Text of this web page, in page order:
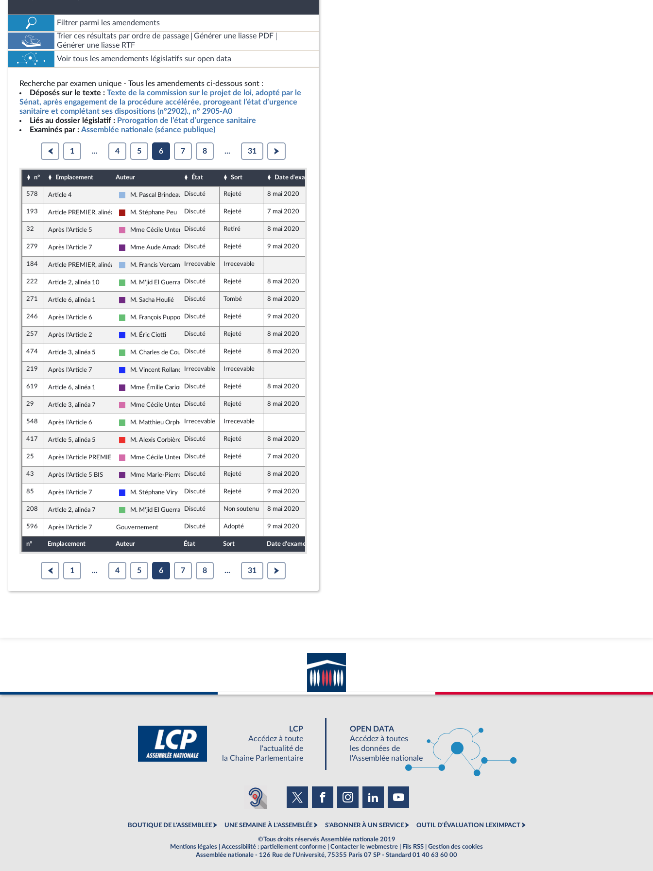
Filtrer parmi les amendements
Trier ces résultats par ordre de passage
Générer une liasse PDF
Générer une liasse RTF
Voir tous les amendements législatifs sur open data
Recherche par examen unique - Tous les amendements ci-dessous sont :
Déposés sur le texte : Texte de la commission sur le projet de loi, adopté par le
Sénat, après engagement de la procédure accélérée, prorogeant l’état d’urgence
sanitaire et complétant ses dispositions (n°2902)., n° 2905-A0
Liés au dossier législatif : Prorogation de l’état d’urgence sanitaire
Examinés par : Assemblée nationale (séance publique)
1 ... 4 5 6 7 8 ... 31
n° Emplacement Auteur État Sort Date d'examen
578 Article 4
UDI, Agir et Indépendants
M. Pascal Brindeau Discuté Rejeté 8 mai 2020
193 Article PREMIER, alinéa 1
Gauche démocrate et républicaine
M. Stéphane Peu Discuté Rejeté 7 mai 2020
32 Après l'Article 5
Socialistes et apparentés
Mme Cécile Untermaier
Discuté Retiré 8 mai 2020
279 Après l'Article 7
La République en Marche
Mme Aude AmadouDiscuté Rejeté 9 mai 2020
184 Article PREMIER, alinéa 11
UDI, Agir et Indépendants
M. Francis VercamerIrrecevable Irrecevable
222 Article 2, alinéa 10
Libertés et Territoires
M. M'jid El Guerrab Discuté Rejeté 8 mai 2020
271 Article 6, alinéa 1
La République en Marche
M. Sacha Houlié Discuté Tombé 8 mai 2020
246 Après l'Article 6
Libertés et Territoires
M. François PupponiDiscuté Rejeté 9 mai 2020
257 Après l'Article 2
Les Républicains
M. Éric Ciotti Discuté Rejeté 8 mai 2020
474 Article 3, alinéa 5
Libertés et Territoires
M. Charles de CoursonDiscuté Rejeté 8 mai 2020
219 Après l'Article 7
Les Républicains
M. Vincent Rolland Irrecevable Irrecevable
619 Article 6, alinéa 1
La République en Marche
Mme Émilie Cariou Discuté Rejeté 8 mai 2020
29 Article 3, alinéa 7
Socialistes et apparentés
Mme Cécile Untermaier
Discuté Rejeté 8 mai 2020
548 Après l'Article 6
Libertés et Territoires
M. Matthieu OrphelinIrrecevable Irrecevable
417 Article 5, alinéa 5
La France insoumise
M. Alexis Corbière Discuté Rejeté 8 mai 2020
25 Après l'Article PREMIER
Socialistes et apparentés
Mme Cécile Untermaier
Discuté Rejeté 7 mai 2020
43 Après l'Article 5 BIS
La République en Marche
Mme Marie-Pierre Rixain
Discuté Rejeté 8 mai 2020
85 Après l'Article 7
Les Républicains
M. Stéphane Viry Discuté Rejeté 9 mai 2020
208 Article 2, alinéa 7
Libertés et Territoires
M. M'jid El Guerrab Discuté Non soutenu 8 mai 2020
596 Après l'Article 7 Gouvernement Discuté Adopté 9 mai 2020
n° Emplacement Auteur État Sort Date d'examen
1 ... 4 5 6 7 8 ... 31
LCP
Accédez à toute
l'actualité de
la Chaine Parlementaire
OPEN DATA
Accédez à toutes
les données de
l'Assemblée nationale
BOUTIQUE DE L'ASSEMBLEE UNE SEMAINE À L'ASSEMBLÉE S'ABONNER À UN SERVICE OUTIL D'ÉVALUATION LEXIMPACT
©Tous droits réservés Assemblée nationale 2019
Mentions légales
Accessibilité : partiellement conforme Contacter le webmestre Fils RSS
Gestion des cookies
Assemblée nationale - 126 Rue de l'Université, 75355 Paris 07 SP - Standard 01 40 63 60 00